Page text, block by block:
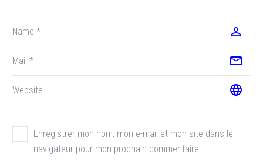
Enregistrer mon nom, mon e-mail et mon site dans le
navigateur pour mon prochain commentaire.